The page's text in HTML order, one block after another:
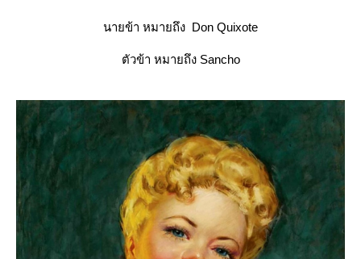
นายข้า​ หมายถึง​ Don Quixote
ตัวข้า​ หมายถึง​ Sancho